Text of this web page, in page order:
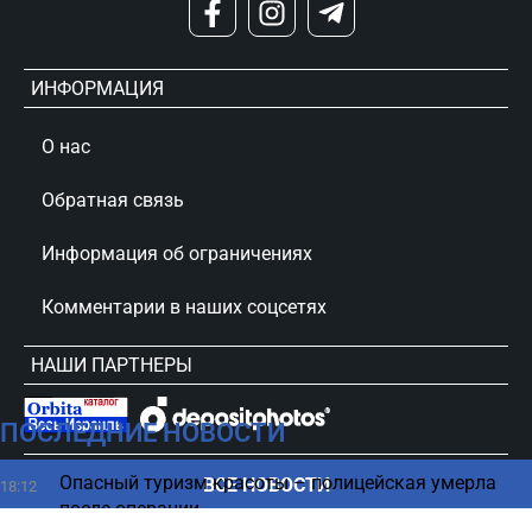
ПОСЛЕДНИЕ НОВОСТИ
18:12
Опасный туризм красоты – полицейская умерла
после операции
ВСЕ НОВОСТИ
ИНФОРМАЦИЯ
О нас
Обратная связь
Информация об ограничениях
Комментарии в наших соцсетях
НАШИ ПАРТНЕРЫ
сursorinfo.co.il © Все права защищены